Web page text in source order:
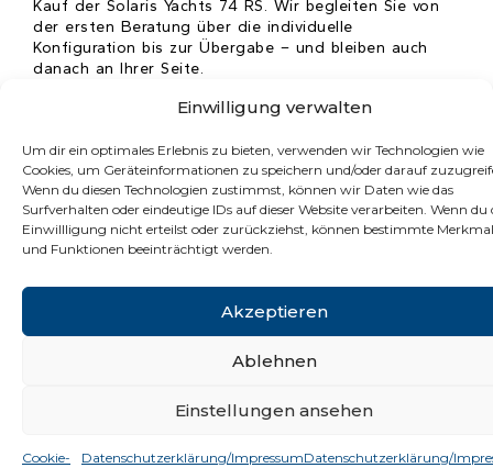
Einwilligung verwalten
Um dir ein optimales Erlebnis zu bieten, verwenden wir Technologien wie
Cookies, um Geräteinformationen zu speichern und/oder darauf
Wenn du diesen Technologien zustimmst, können wir Daten wie das
Surfverhalten oder eindeutige IDs auf dieser Website verarbeiten. Wenn du
Einwillligung nicht erteilst oder zurückziehst, können bestimmte
und Funktionen beeinträchtigt werden.
Akzeptieren
Ablehnen
Einstellungen ansehen
Cookie- Datenschutzerklärung/ImpressumDatenschutzerklärung/
Kauf der Solaris Yachts 74 RS. Wir begleiten Sie von
der ersten Beratung über die individuelle
Konfiguration bis zur Übergabe – und bleiben auch
danach an Ihrer Seite.
Kann ich die Solaris Yachts 74 RS vor dem Kauf Probe
fahren?
Wie lange ist die Lieferzeit der Solaris Yachts 74 RS ?
Was macht Solaris Boote besonders?
Solaris Yachts 74RS – Wie viele Kabinen bietet die
Solaris 74RS?
Datenschutzerklärung &